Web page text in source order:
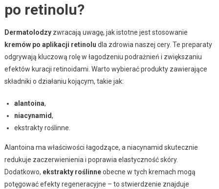
po retinolu?
Dermatolodzyzwracają uwagę, jak istotne jest stosowanie
kremów po aplikacji retinolu dla zdrowia naszej cery. Te preparaty
odgrywają kluczową rolę w łagodzeniu podrażnień i zwiększaniu
efektów kuracji retinoidami. Warto wybierać produkty zawierające
składniki o działaniu kojącym, takie jak:
alantoina,
niacynamid,
ekstrakty roślinne.
Alantoina ma właściwości łagodzące, a niacynamid skutecznie
redukuje zaczerwienienia i poprawia elastyczność skóry.
Dodatkowo, ekstrakty roślinneobecne w tych kremach mogą
potęgować efekty regeneracyjne – to stwierdzenie znajduje